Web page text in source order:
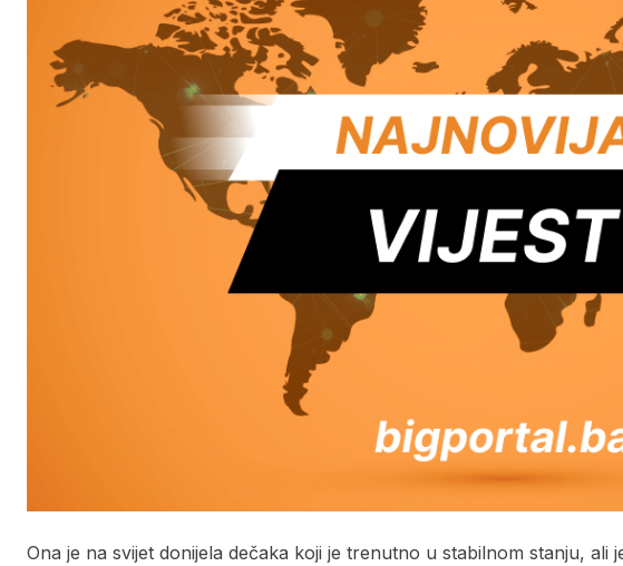
Ona je na svijet donijela dečaka koji je trenutno u stabilnom stanju,